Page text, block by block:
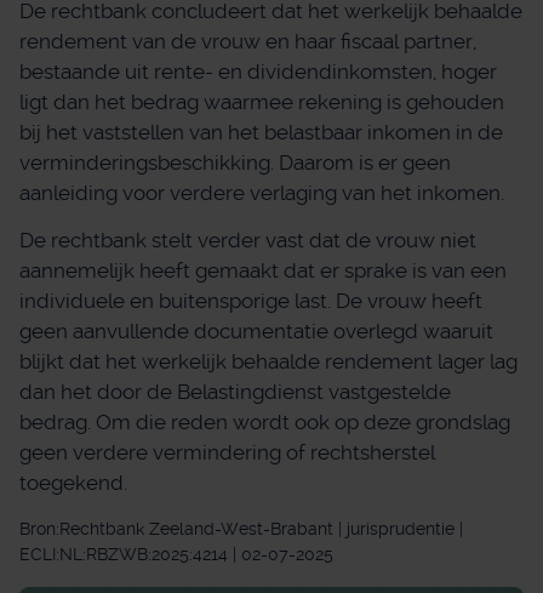
De rechtbank concludeert dat het werkelijk behaalde
rendement van de vrouw en haar fiscaal partner,
bestaande uit rente- en dividendinkomsten, hoger
ligt dan het bedrag waarmee rekening is gehouden
bij het vaststellen van het belastbaar inkomen in de
verminderingsbeschikking. Daarom is er geen
aanleiding voor verdere verlaging van het inkomen.
De rechtbank stelt verder vast dat de vrouw niet
aannemelijk heeft gemaakt dat er sprake is van een
individuele en buitensporige last. De vrouw heeft
geen aanvullende documentatie overlegd waaruit
blijkt dat het werkelijk behaalde rendement lager lag
dan het door de Belastingdienst vastgestelde
bedrag. Om die reden wordt ook op deze grondslag
geen verdere vermindering of rechtsherstel
toegekend.
Bron:Rechtbank Zeeland-West-Brabant | jurisprudentie |
ECLI:NL:RBZWB:2025:4214 | 02-07-2025